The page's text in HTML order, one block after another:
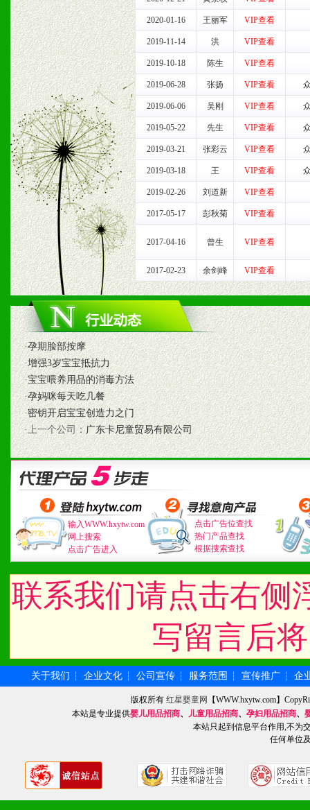
3、我们时刻整理各区销售
时收编销售效果显着的案
七、招商代理（全国各地）
1、认同我们的经营理念。
2、具备较好商业信誉和资
3、具备区域内良好的终端
4、具备一定业务团队能力
道，医药渠道并为之提供
5、具备较强的市场操作意
八、品牌产品
1、不断提升品牌的知名度
2、不断开创新产品不断满
化。
九、加盟优势
1、广告企划支持：产品手
品全面配赠，免费提供软
册、专柜咨询手册等各种
2、市场保护支持：供优质
统一底价供货、严格保证
3、对代理商、经销商提
单，税务发票，产品质量
4、营销技术支持：因地
专柜、社区、HS、名人营
5、返利奖励支持：累计进
2020-01-16 王丽军 VIP查看
2019-11-14 洪 VIP查看
2019-10-18 陈生 VIP查看
2019-06-28 张扬 VIP查看
2019-06-06 吴刚 VIP查看
2019-05-22 先生 VIP查看
2019-03-21 张彩云 VIP查看
2019-03-18 王 VIP查看
2019-02-26 刘道新 VIP查看
2017-05-17 彭秋菊 VIP查看
2017-04-16 曾生 VIP查看
2017-02-23 余剑峰 VIP查看
·孕期脸部按摩
·增强3岁宝宝抵抗力
·宝宝喂养用品的消毒方法
·孕妈咪每天吃几餐
·密钥开启宝宝创造力之门
·上一个公司：广东卡尼童贸易有限公司
输入WWW.hxytw.com
网上搜索
点击广告进入
点击广告位查找
热门产品查找
根据搜索查找
联系我们请点击右侧
写留言后
关于我们 ┆ 企业文化 ┆ 公司宣传 ┆ 服务范围 ┆ 宣传推广 ┆ 企
版权所有红星婴童网
【WWW.hxytw.com】
本站是专业提供婴儿用品招商、 儿童用品招商、 孕妇用品招商、
本站只起到信息平台作用,不为
任何单位